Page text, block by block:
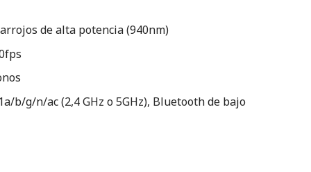
de alta potencia (940nm)
b/g/n/ac (2,4 GHz o 5GHz), Bluetooth de bajo